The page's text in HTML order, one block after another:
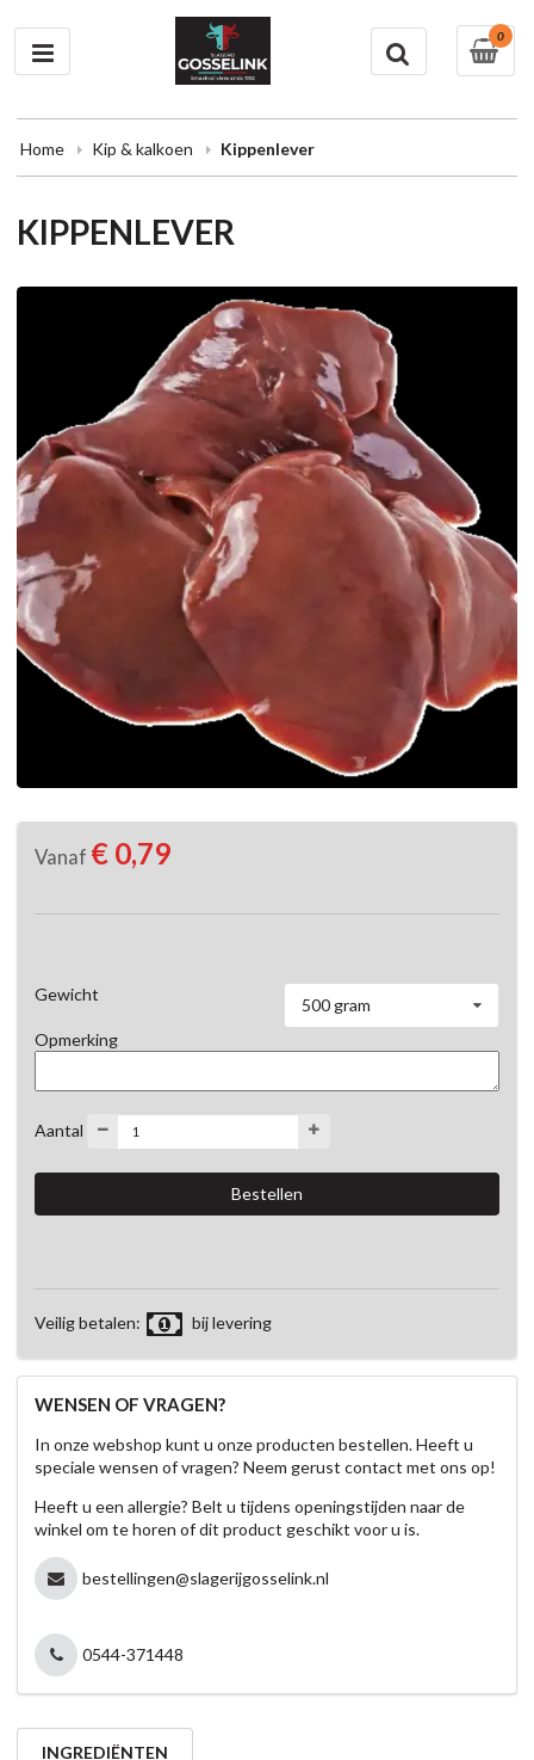
0
Home Kip & kalkoen Kippenlever
KIPPENLEVER
Vanaf € 0,79
Gewicht
500 gram
Opmerking
Aantal
Veilig betalen: bij levering
WENSEN OF VRAGEN?
In onze webshop kunt u onze producten bestellen. Heeft u
speciale wensen of vragen? Neem gerust contact met ons op!
Heeft u een allergie? Belt u tijdens openingstijden naar de
winkel om te horen of dit product geschikt voor u is.
bestellingen@slagerijgosselink.nl
0544-371448
INGREDIËNTEN